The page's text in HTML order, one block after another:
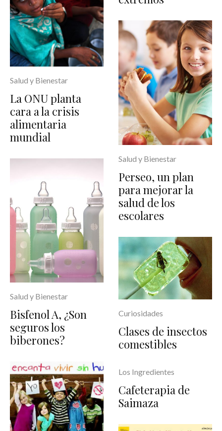
Salud y Bienestar
La ONU planta
cara a la crisis
alimentaria
mundial
Salud y Bienestar
Bisfenol A, ¿Son
seguros los
biberones?
Salud y Bienestar
Perseo, un plan
para mejorar la
salud de los
escolares
Curiosidades
Clases de insectos
comestibles
Los Ingredientes
Cafeterapia de
Saimaza